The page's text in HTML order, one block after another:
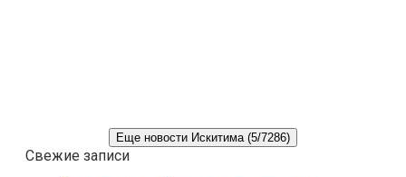
Еще новости Искитима (5/7286)
Свежие записи